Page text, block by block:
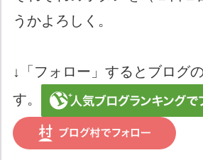
うかよろしく。
↓「フォロー」するとブログ
す。